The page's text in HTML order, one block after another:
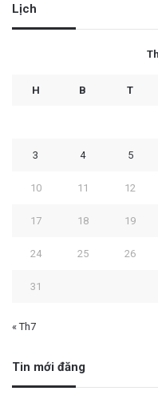
Lịch
H B T
3 4 5
10 11 12
17 18 19
24 25 26
31
« Th7
Tin mới đăng